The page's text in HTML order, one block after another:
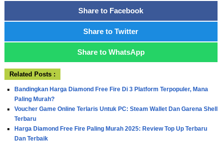
Share to Facebook
Share to Twitter
Share to WhatsApp
Related Posts :
Bandingkan Harga Diamond Free Fire Di 3 Platform Terpopuler, Mana
Paling Murah?
Voucher Game Online Terlaris Untuk PC: Steam Wallet Dan Garena Shell
Terbaru
Harga Diamond Free Fire Paling Murah 2025: Review Top Up Terbaru
Dan Terbaik